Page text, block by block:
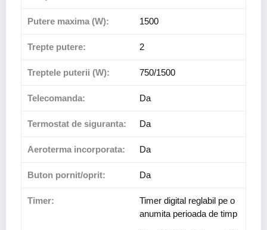
Putere maxima (W): 1500
Trepte putere: 2
Treptele puterii (W): 750/1500
Telecomanda: Da
Termostat de siguranta: Da
Aeroterma incorporata: Da
Buton pornit/oprit: Da
Timer:
Timer digital reglabil pe o
anumita perioada de timp